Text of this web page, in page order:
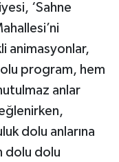
‘Sahne
animasyonlar,
program, hem
anlar
dolu anlarına
dolu dolu